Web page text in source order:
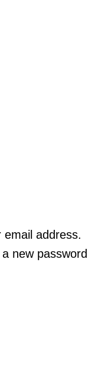
address.
new password